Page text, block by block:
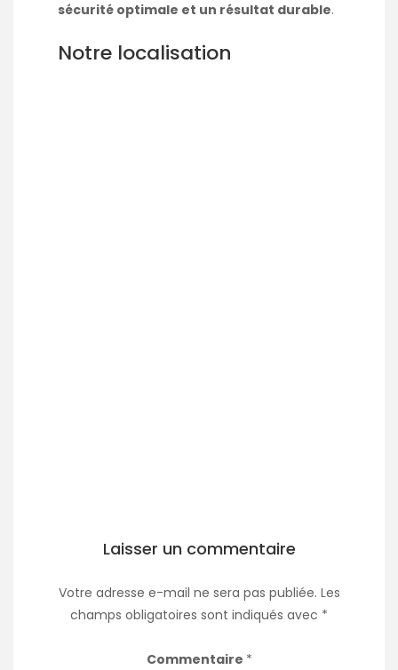
sécurité optimale et un résultat durable.
Notre localisation
Laisser un commentaire
Votre adresse e-mail ne sera pas publiée. Les
champs obligatoires sont indiqués avec *
Commentaire *